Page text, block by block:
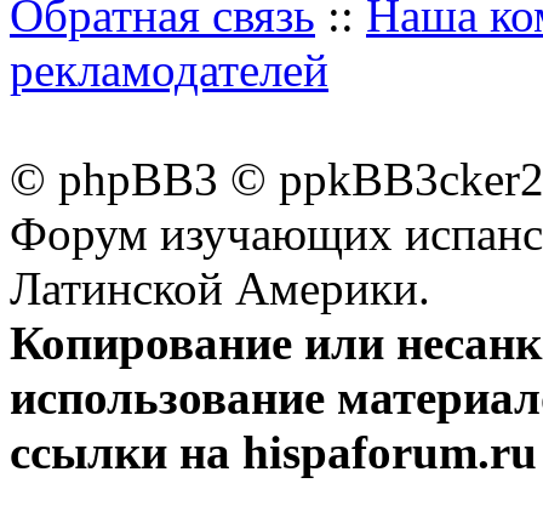
Обратная связь :: Наша
рекламодателей
© phpBB3 ©
Форум изучающих
Латинской Америки.
Копирование или
использование
ссылки на hispaforum.ru